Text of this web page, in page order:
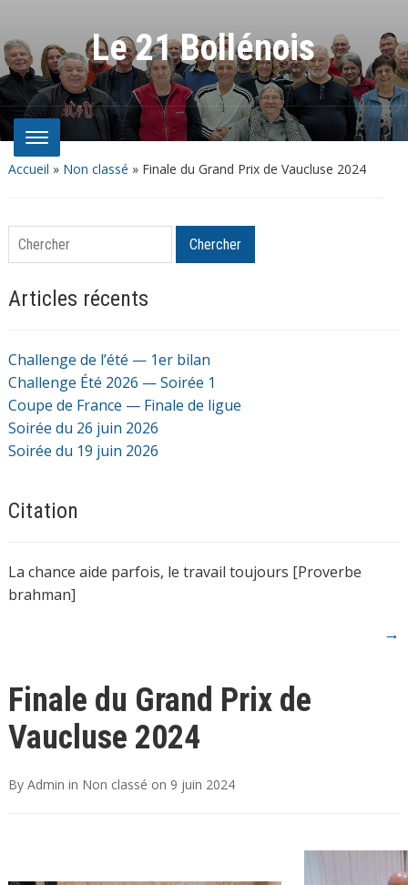
Le 21 Bollénois
Accueil » Non classé » Finale du Grand Prix de Vaucluse 2024
Chercher Chercher
Articles récents
Challenge de l’été — 1er bilan
Challenge Été 2026 — Soirée 1
Coupe de France — Finale de ligue
Soirée du 26 juin 2026
Soirée du 19 juin 2026
Citation
La chance aide parfois, le travail toujours [Proverbe
brahman]
→
Finale du Grand Prix de
Vaucluse 2024
By Admin in Non classé on 9 juin 2024